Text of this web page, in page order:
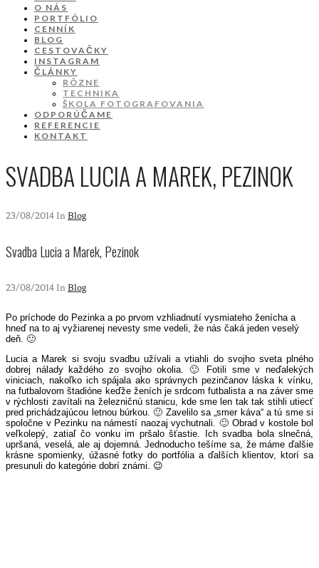
O NÁS
PORTFÓLIO
CENNÍK
BLOG
CESTOVAČKY
INSTAGRAM
ČLÁNKY
RÔZNE
TECHNIKA
ŠKOLA FOTOGRAFOVANIA
ODPORÚČAME
REFERENCIE
KONTAKT
SVADBA LUCIA A MAREK, PEZINOK
23/08/2014 In Blog
Svadba Lucia a Marek, Pezinok
23/08/2014 In Blog
Po príchode do Pezinka a po prvom vzhliadnutí vysmiateho ženícha a
hneď na to aj vyžiarenej nevesty sme vedeli, že nás čaká jeden veselý
deň. 🙂
Lucia a Marek si svoju svadbu užívali a vtiahli do svojho sveta plného
dobrej nálady každého zo svojho okolia. 🙂 Fotili sme v neďalekých
viniciach, nakoľko ich spájala ako správnych pezinčanov láska k vínku,
na futbalovom štadióne keďže ženích je srdcom futbalista a na záver sme
v rýchlosti zavítali na železničnú stanicu, kde sme len tak tak stihli utiecť
pred prichádzajúcou letnou búrkou. 🙂 Zavelilo sa „smer káva“ a tú sme si
spoločne v Pezinku na námestí naozaj vychutnali. 🙂 Obrad v kostole bol
veľkolepý, zatiaľ čo vonku im pršalo šťastie. Ich svadba bola slnečná,
upršaná, veselá, ale aj dojemná. Jednoducho tešíme sa, že máme ďalšie
krásne spomienky, úžasné fotky do portfólia a ďalších klientov, ktorí sa
presunuli do kategórie dobrí známi. 😉